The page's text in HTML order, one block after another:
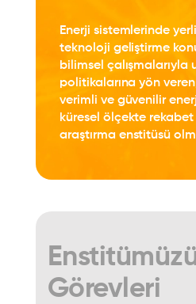
Enerji sistemlerinde
teknoloji geliştirme
bilimsel çalışmalarıyla
politikalarına yön
verimli ve güvenilir
küresel ölçekte
araştırma enstitüsü
Görevleri